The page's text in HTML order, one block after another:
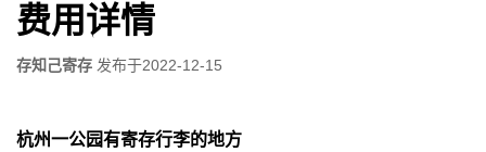
费用详情
存知己寄存 发布于2022-12-15
杭州一公园有寄存行李的地方